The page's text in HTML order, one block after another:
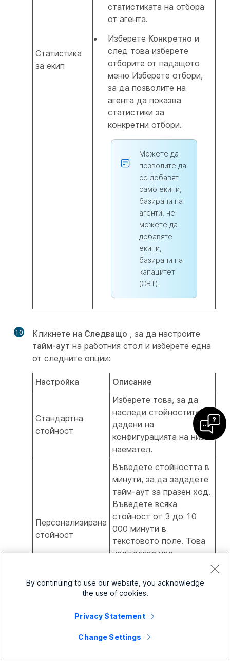
Статистика
за екип
статистиката на отбора
от агента.
Изберете Конкретно и
след това изберете
отборите от падащото
меню Изберете отбори,
за да позволите на
агента да показва
статистики за
конкретни отбори.
Можете да
позволите да
се добавят
само екипи,
базирани на
агенти, не
можете да
добавяте
екипи,
базирани на
капацитет
(CBT).
10 Кликнете на Следващо , за да настроите
тайм-аут на работния стол и изберете една
от следните опции:
Настройка Описание
Стандартна
стойност
Изберете това, за да
наследи стойностите,
дадени на
конфигурацията на ниво
наемател.
Персонализирана
стойност
Въведете стойността в
минути, за да зададете
тайм-аут за празен ход.
Въведете всяка
стойност от 3 до 10
000 минути в
текстовото поле. Това
надделява над
конфигурацията на ниво
наемател.
на Създай
профил на работния плот.
By continuing to use our website, you acknowledge
the use of cookies.
Privacy Statement
Change Settings